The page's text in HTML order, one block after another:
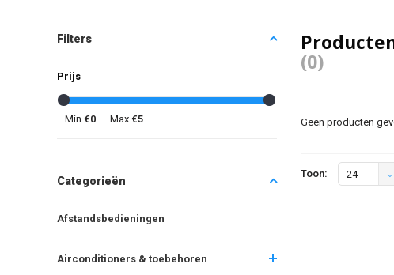
Filters
Prijs
Min €0 Max €5
Categorieën
Afstandsbedieningen
Airconditioners & toebehoren
(0)
Geen producten
Toon: 24